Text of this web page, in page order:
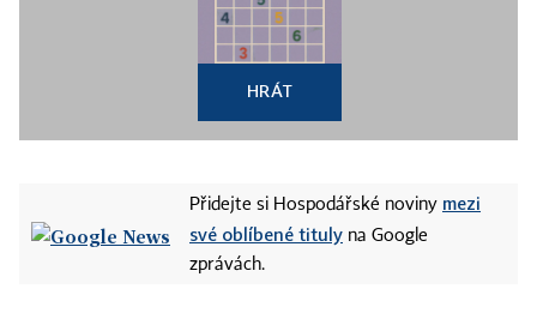
HRÁT
Přidejte si Hospodářské noviny mezi
své oblíbené tituly na Google
zprávách.